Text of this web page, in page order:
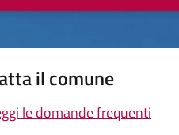
il comune
le domande frequenti